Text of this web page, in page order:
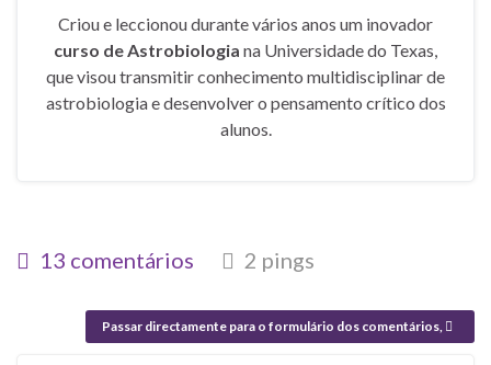
Criou e leccionou durante vários anos um inovador
curso de Astrobiologia na Universidade do Texas,
que visou transmitir conhecimento multidisciplinar de
astrobiologia e desenvolver o pensamento crítico dos
alunos.
13 comentários 2 pings
Passar directamente para o formulário dos comentários,